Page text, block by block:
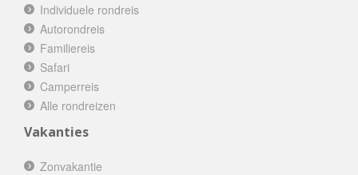
Individuele rondreis
Autorondreis
Familiereis
Safari
Camperreis
Alle rondreizen
Vakanties
Zonvakantie